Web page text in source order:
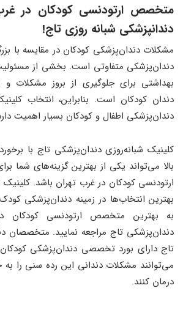
متخصص ارتودنسی کودکان در
دندانپزشکی شبانه روزی تاج!
مشکلات دندان‌پزشکی کودکان در مقایسه با
دندان‌پزشکی متفاوتی است. بخشی از
بهداشتی برای جلوگیری از بروز مشکلات و
دندان کودکان است. بنابراین، انتخاب
دندان‌پزشکی اطفال و کودکان بسیار اهمیت
کلینیک شبانه‌روزی دندان‌پزشکی تاج با
بالا می‌تواند یکی از بهترین گزینه‌های شما
ارتودنسی کودکان در غرب تهران باشد.
بهترین انتخاب‌ها در زمینه دندان‌پزشکی
به بهترین متخصص ارتودنسی کودکان
دندان‌پزشکی تاج مراجعه نمایید. متخصصان
تاج دارای بورد تخصصی دندان‌پزشکی
می‌توانند مشکلات دندانی این رده سنی را
درمان کنند.